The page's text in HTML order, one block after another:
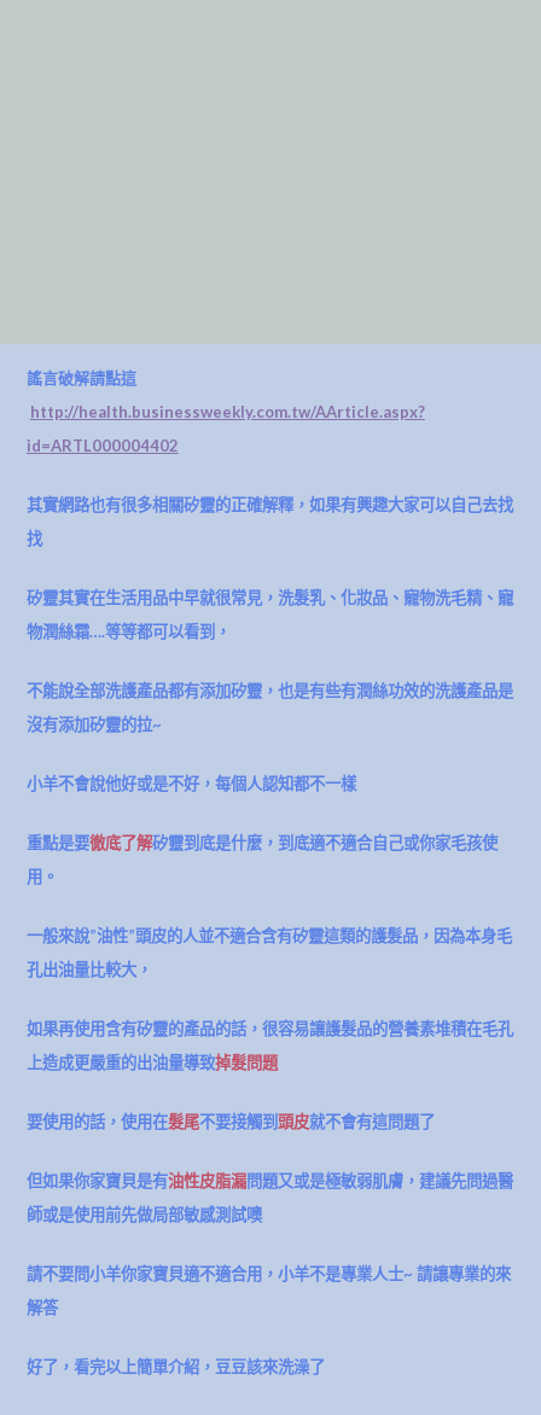
謠言破解請點這
http://health.businessweekly.com.tw/AArticle.aspx?
id=ARTL000004402
其實網路也有很多相關矽靈的正確解釋，如果有興趣大家可以自己去找
找
矽靈其實在生活用品中早就很常見，洗髮乳、化妝品、寵物洗毛精、寵
物潤絲霜….等等都可以看到，
不能說全部洗護產品都有添加矽靈，也是有些有潤絲功效的洗護產品是
沒有添加矽靈的拉~
小羊不會說他好或是不好，每個人認知都不一樣
重點是要徹底了解矽靈到底是什麼，到底適不適合自己或你家毛孩使
用。
一般來說”油性”頭皮的人並不適合含有矽靈這類的護髮品，因為本身毛
孔出油量比較大，
如果再使用含有矽靈的產品的話，很容易讓護髮品的營養素堆積在毛孔
上造成更嚴重的出油量導致掉髮問題
要使用的話，使用在髮尾不要接觸到頭皮就不會有這問題了
但如果你家寶貝是有油性皮脂漏問題又或是極敏弱肌膚，建議先問過醫
師或是使用前先做局部敏感測試噢
請不要問小羊你家寶貝適不適合用，小羊不是專業人士~ 請讓專業的來
解答
好了，看完以上簡單介紹，豆豆該來洗澡了